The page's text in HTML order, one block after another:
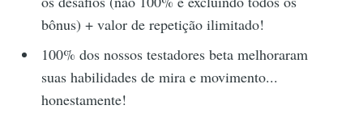
bônus) + valor de repetição ilimitado!
100% dos nossos testadores beta melhoraram
suas habilidades de mira e movimento...
honestamente!